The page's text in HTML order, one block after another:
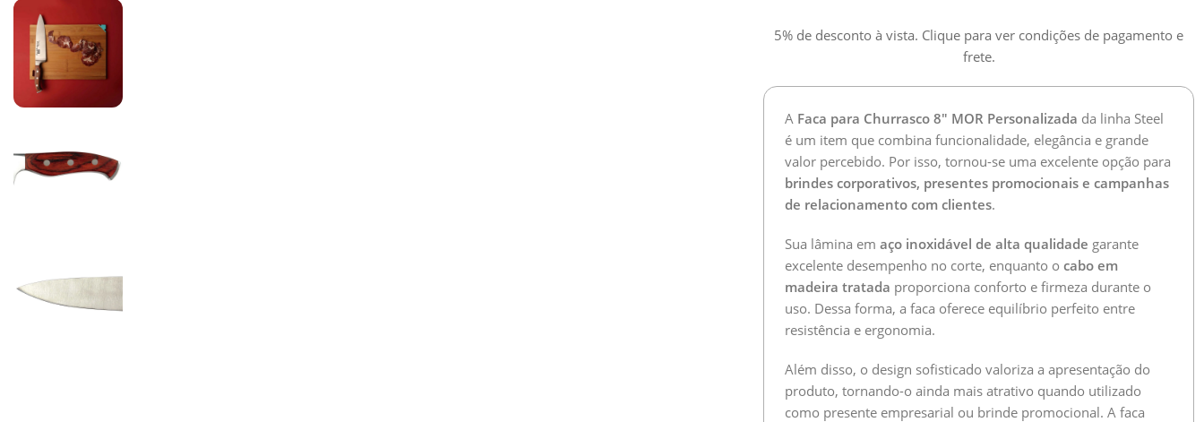
5% de desconto à vista. Clique para ver condições de pagamento e
frete.
A Faca para Churrasco 8″ MOR Personalizada da linha Steel
é um item que combina funcionalidade, elegância e grande
valor percebido. Por isso, tornou-se uma excelente opção para
brindes corporativos, presentes promocionais e campanhas
de relacionamento com clientes.
Sua lâmina em aço inoxidável de alta qualidade garante
excelente desempenho no corte, enquanto o cabo em
madeira tratada proporciona conforto e firmeza durante o
uso. Dessa forma, a faca oferece equilíbrio perfeito entre
resistência e ergonomia.
Além disso, o design sofisticado valoriza a apresentação do
produto, tornando-o ainda mais atrativo quando utilizado
como presente empresarial ou brinde promocional. A faca